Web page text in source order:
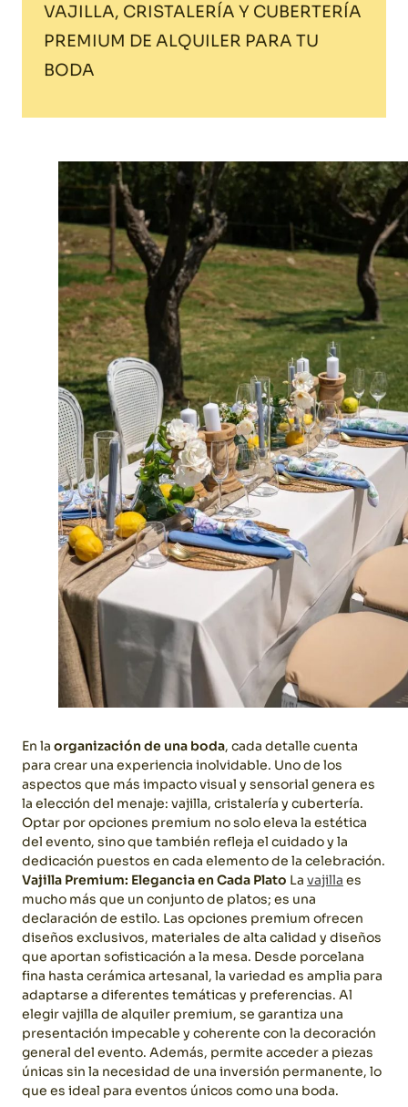
VAJILLA, CRISTALERÍA Y CUBERTERÍA
PREMIUM DE ALQUILER PARA TU
BODA
En la organización de una boda, cada detalle cuenta
para crear una experiencia inolvidable. Uno de los
aspectos que más impacto visual y sensorial genera es
la elección del menaje: vajilla, cristalería y cubertería.
Optar por opciones premium no solo eleva la estética
del evento, sino que también refleja el cuidado y la
dedicación puestos en cada elemento de la celebración.
Vajilla Premium: Elegancia en Cada Plato La vajilla es
mucho más que un conjunto de platos; es una
declaración de estilo. Las opciones premium ofrecen
diseños exclusivos, materiales de alta calidad y diseños
que aportan sofisticación a la mesa. Desde porcelana
fina hasta cerámica artesanal, la variedad es amplia para
adaptarse a diferentes temáticas y preferencias. Al
elegir vajilla de alquiler premium, se garantiza una
presentación impecable y coherente con la decoración
general del evento. Además, permite acceder a piezas
únicas sin la necesidad de una inversión permanente, lo
que es ideal para eventos únicos como una boda.